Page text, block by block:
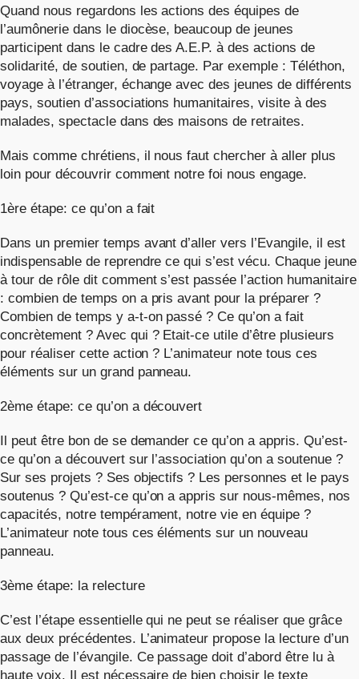
Quand nous regardons les actions des équipes de
l’aumônerie dans le diocèse, beaucoup de jeunes
participent dans le cadre des A.E.P. à des actions de
solidarité, de soutien, de partage. Par exemple : Téléthon,
voyage à l’étranger, échange avec des jeunes de différents
pays, soutien d’associations humanitaires, visite à des
malades, spectacle dans des maisons de retraites.
Mais comme chrétiens, il nous faut chercher à aller plus
loin pour découvrir comment notre foi nous engage.
1ère étape: ce qu’on a fait
Dans un premier temps avant d’aller vers l’Evangile, il est
indispensable de reprendre ce qui s’est vécu. Chaque jeune
à tour de rôle dit comment s’est passée l’action humanitaire
: combien de temps on a pris avant pour la préparer ?
Combien de temps y a-t-on passé ? Ce qu’on a fait
concrètement ? Avec qui ? Etait-ce utile d’être plusieurs
pour réaliser cette action ? L’animateur note tous ces
éléments sur un grand panneau.
2ème étape: ce qu’on a découvert
Il peut être bon de se demander ce qu’on a appris. Qu’est-
ce qu’on a découvert sur l’association qu’on a soutenue ?
Sur ses projets ? Ses objectifs ? Les personnes et le pays
soutenus ? Qu’est-ce qu’on a appris sur nous-mêmes, nos
capacités, notre tempérament, notre vie en équipe ?
L’animateur note tous ces éléments sur un nouveau
panneau.
3ème étape: la relecture
C’est l’étape essentielle qui ne peut se réaliser que grâce
aux deux précédentes. L’animateur propose la lecture d’un
passage de l’évangile. Ce passage doit d’abord être lu à
haute voix. Il est nécessaire de bien choisir le texte